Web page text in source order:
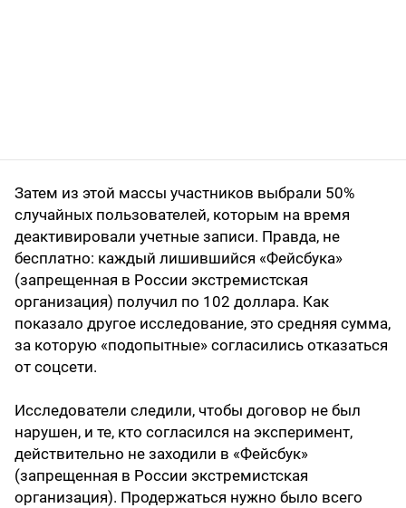
Затем из этой массы участников выбрали 50%
случайных пользователей, которым на время
деактивировали учетные записи. Правда, не
бесплатно: каждый лишившийся «Фейсбука»
(запрещенная в России экстремистская
организация) получил по 102 доллара. Как
показало другое исследование, это средняя сумма,
за которую «подопытные» согласились отказаться
от соцсети.
Исследователи следили, чтобы договор не был
нарушен, и те, кто согласился на эксперимент,
действительно не заходили в «Фейсбук»
(запрещенная в России экстремистская
организация). Продержаться нужно было всего